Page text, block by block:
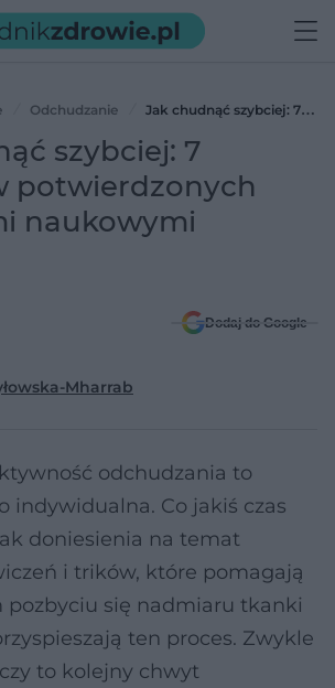
Odchudzanie
Jak chudnąć szybciej: 7
badaniami naukowymi
szybciej: 7
potwierdzonych
naukowymi
Dodaj do Google
Mharrab
odchudzania to
indywidualna. Co jakiś czas
doniesienia na temat
i trików, które pomagają
pozbyciu się nadmiaru tkanki
ten proces. Zwykle
to kolejny chwyt